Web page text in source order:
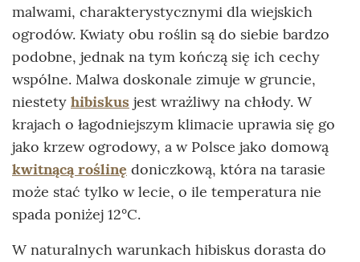
malwami, charakterystycznymi dla wiejskich
ogrodów. Kwiaty obu roślin są do siebie bardzo
podobne, jednak na tym kończą się ich cechy
wspólne. Malwa doskonale zimuje w gruncie,
niestety hibiskus jest wrażliwy na chłody. W
krajach o łagodniejszym klimacie uprawia się go
jako krzew ogrodowy, a w Polsce jako domową
kwitnącą roślinę doniczkową, która na tarasie
może stać tylko w lecie, o ile temperatura nie
spada poniżej 12°C.
W naturalnych warunkach hibiskus dorasta do